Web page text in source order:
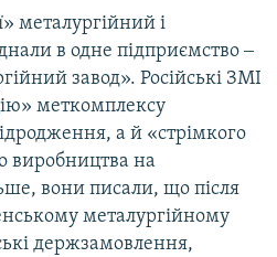
металургійний і
в одне підприємство ‒
завод». Російські ЗМІ
меткомплексу
а й «стрімкого
виробництва на
вони писали, що після
металургійному
держзамовлення,